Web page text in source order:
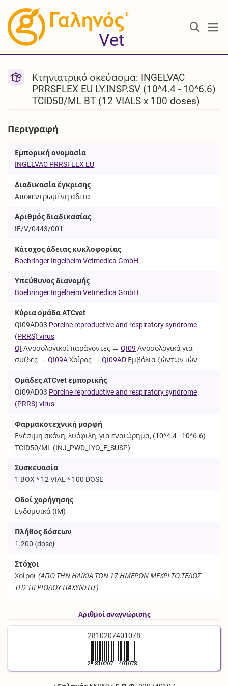
®
Vet
Κτηνιατρικό σκεύασμα: INGELVAC
PRRSFLEX EU LY.INSP.SV (10^4.4 - 10^6.6)
TCID50/ML BT (12 VIALS x 100 doses)
Περιγραφή
Εμπορική ονομασία
INGELVAC PRRSFLEX EU
Διαδικασία έγκρισης
Αποκεντρωμένη άδεια
Αριθμός διαδικασίας
IE/V/0443/001
Κάτοχος άδειας κυκλοφορίας
Boehringer Ingelheim Vetmedica GmbH
Υπεύθυνος διανομής
Boehringer Ingelheim Vetmedica GmbH
Κύρια ομάδα ATCvet
QI09AD03 Porcine reproductive and respiratory syndrome
(PRRS) virus
QI Ανοσολογικοί παράγοντες →QI09 Ανοσολογικά για
συΐδες →QI09AΧοίρος →QI09AD Εμβόλια ζώντων ιών
Ομάδες ATCvet εμπορικής
QI09AD03 Porcine reproductive and respiratory syndrome
(PRRS) virus
Φαρμακοτεχνική μορφή
Ενέσιμη σκόνη, λυόφιλη, για εναιώρημα, (10^4.4 - 10^6.6)
TCID50/ML (INJ_PWD_LYO_F_SUSP)
Συσκευασία
1 BOX * 12 VIAL * 100 DOSE
Οδοί χορήγησης
Ενδομυϊκά (IM)
Πλήθος δόσεων
1.200{dose}
Στόχοι
Χοίροι (ΑΠΟ ΤΗΝ ΗΛΙΚΙΑ ΤΩΝ 17 ΗΜΕΡΩΝ ΜΕΧΡΙ ΤΟ ΤΕΛΟΣ
ΤΗΣ ΠΕΡΙΟΔΟΥ ΠΑΧΥΝΣΗΣ)
Αριθμοί αναγνώρισης
2810207401078